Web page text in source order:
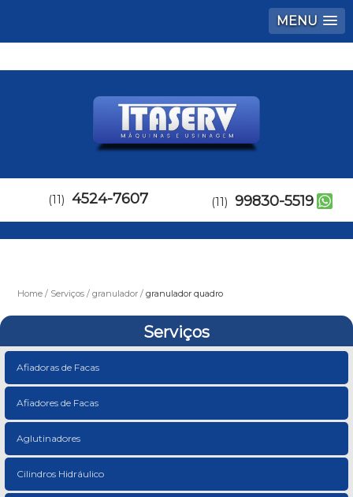
MENU
(11) 4524-7607 (11) 99830-5519
Home Serviços granulador granulador quadro
Serviços
Afiadoras de Facas
Afiadores de Facas
Aglutinadores
Cilindros Hidráulico